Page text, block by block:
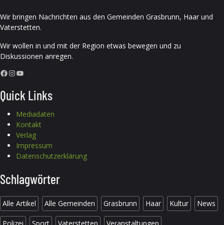
Wir bringen Nachrichten aus den Gemeinden Grasbrunn, Haar und
Vaterstetten.
Wir wollen in und mit der Region etwas bewegen und zu
Diskussionen anregen.
Facebook InstagramYouTube
Quick Links
Mediadaten
Kontakt
Verlag
Impressum
Datenschutzerklärung
Schlagwörter
Alle Artikel Alle Gemeinden Grasbrunn Haar Kultur News
Polizei Sport Vaterstetten Veranstaltungen